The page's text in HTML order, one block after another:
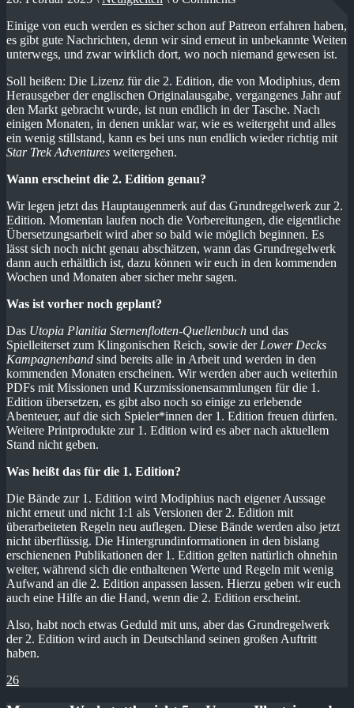
Einige von euch werden es sicher schon auf Patreon erfahren haben,
es gibt gute Nachrichten, denn wir sind erneut in unbekannte Weiten
unterwegs, und zwar wirklich dort, wo noch niemand gewesen ist.
Soll heißen: Die Lizenz für die 2. Edition, die von Modiphius, dem
Herausgeber der englischen Originalausgabe, vergangenes Jahr auf
den Markt gebracht wurde, ist nun endlich in der Tasche. Nach
einigen Monaten, in denen unklar war, wie es weitergeht und alles
ein wenig stillstand, kann es bei uns nun endlich wieder richtig mit
Star Trek Adventures weitergehen.
Wann erscheint die 2. Edition genau?
Wir legen jetzt das Hauptaugenmerk auf das Grundregelwerk zur 2.
Edition. Momentan laufen noch die Vorbereitungen, die eigentliche
Übersetzungsarbeit wird aber so bald wie möglich beginnen. Es
lässt sich noch nicht genau abschätzen, wann das Grundregelwerk
dann auch erhältlich ist, dazu können wir euch in den kommenden
Wochen und Monaten aber sicher mehr sagen.
Was ist vorher noch geplant?
Das Utopia Planitia Sternenflotten-Quellenbuch und das
Spielleiterset zum Klingonischen Reich, sowie der Lower Decks
Kampagnenband sind bereits alle in Arbeit und werden in den
kommenden Monaten erscheinen. Wir werden aber auch weiterhin
PDFs mit Missionen und Kurzmissionensammlungen für die 1.
Edition übersetzen, es gibt also noch so einige zu erlebende
Abenteuer, auf die sich Spieler*innen der 1. Edition freuen dürfen.
Weitere Printprodukte zur 1. Edition wird es aber nach aktuellem
Stand nicht geben.
Was heißt das für die 1. Edition?
Die Bände zur 1. Edition wird Modiphius nach eigener Aussage
nicht erneut und nicht 1:1 als Versionen der 2. Edition mit
überarbeiteten Regeln neu auflegen. Diese Bände werden also jetzt
nicht überflüssig. Die Hintergrundinformationen in den bislang
erschienenen Publikationen der 1. Edition gelten natürlich ohnehin
weiter, während sich die enthaltenen Werte und Regeln mit wenig
Aufwand an die 2. Edition anpassen lassen. Hierzu geben wir euch
auch eine Hilfe an die Hand, wenn die 2. Edition erscheint.
Also, habt noch etwas Geduld mit uns, aber das Grundregelwerk
der 2. Edition wird auch in Deutschland seinen großen Auftritt
haben.
26